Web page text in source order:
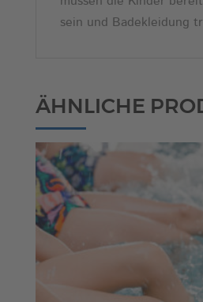
sein und Badekleidung
ÄHNLICHE